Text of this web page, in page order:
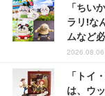
「ちい
ラリ!な
ムなど
「トイ
は、ウ